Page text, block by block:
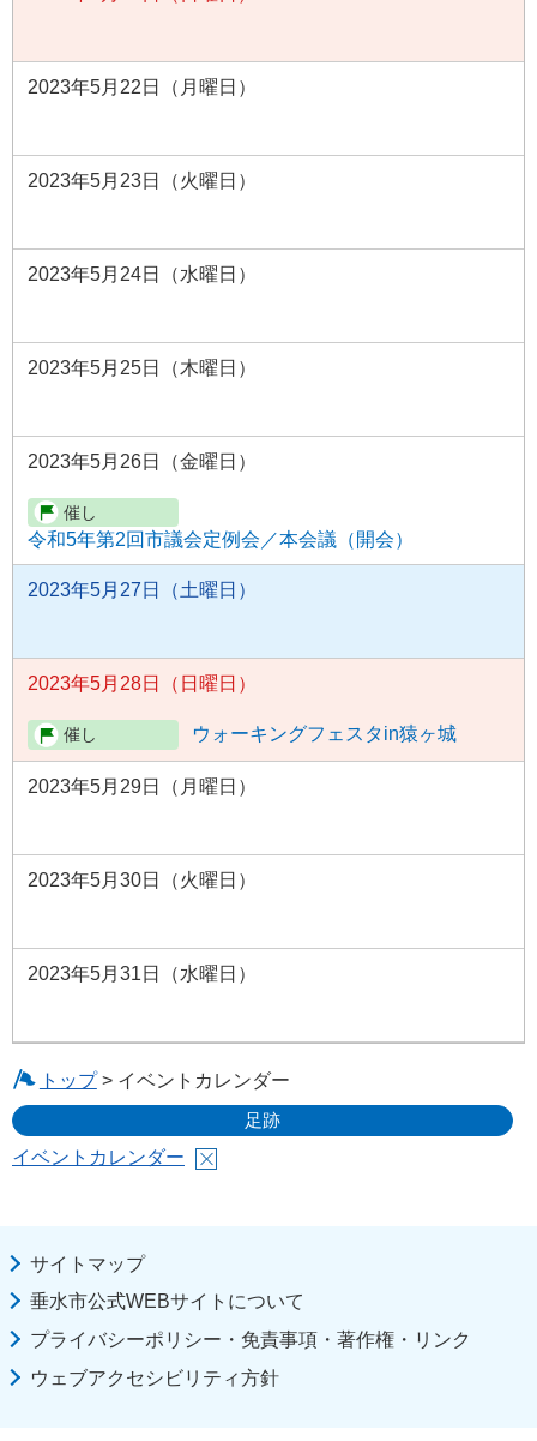
2023年5月22日（月曜日）
2023年5月23日（火曜日）
2023年5月24日（水曜日）
2023年5月25日（木曜日）
2023年5月26日（金曜日）
令和5年第2回市議会定例会／本会議（開会）
2023年5月27日（土曜日）
2023年5月28日（日曜日）
ウォーキングフェスタin猿ヶ城
2023年5月29日（月曜日）
2023年5月30日（火曜日）
2023年5月31日（水曜日）
トップ> イベントカレンダー
足跡
イベントカレンダー
サイトマップ
垂水市公式WEBサイトについて
プライバシーポリシー・免責事項・著作権・リンク
ウェブアクセシビリティ方針